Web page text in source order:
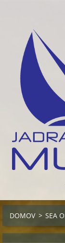
DOMOV > SEA